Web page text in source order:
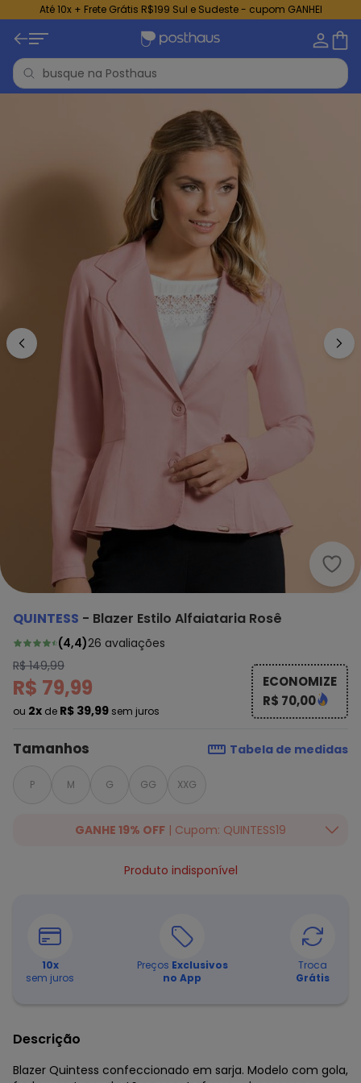
Até 10x + Frete Grátis R$199 Sul e Sudeste - cupom GANHEI
QUINTESS - Blazer Estilo Alfaiataria Rosê
(4,4)26 avaliações
R$ 149,99
R$ 79,99
ou 2x de R$ 39,99 sem juros
ECONOMIZE
R$ 70,00
Tamanhos Tabela de medidas
P M G GG XXG
GANHE 19% OFF | Cupom: QUINTESS19
QUINTESS19. Válido para toda loja Quintess, até 07/08/2026.
Produto indisponível
10x
sem juros
Preços Exclusivos
no App
Troca
Grátis
Descrição
Blazer Quintess confeccionado em sarja. Modelo com gola,